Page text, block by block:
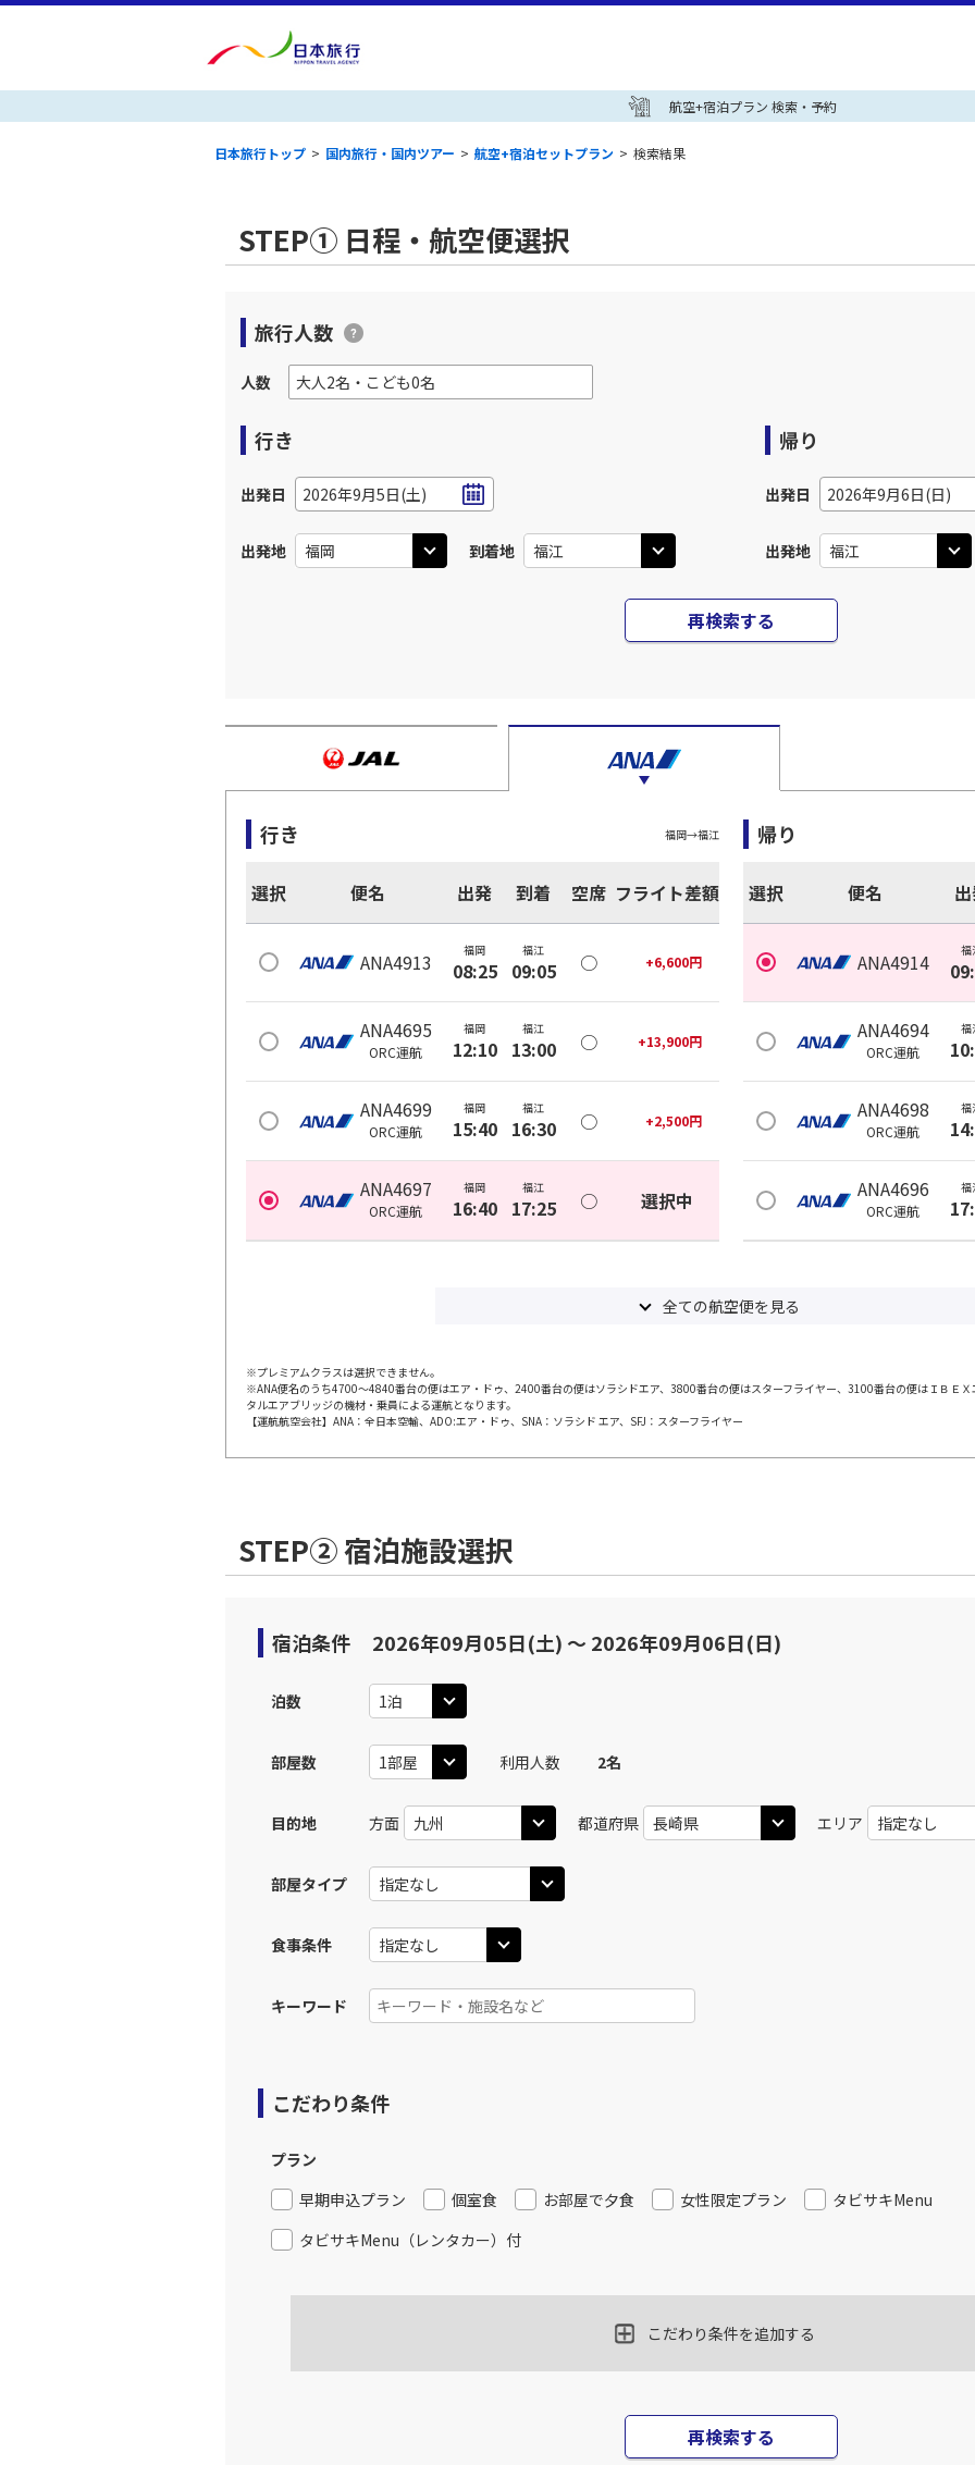
航空+宿泊プラン 検索・予約
日本旅行トップ > 国内旅行・国内ツアー > 航空+宿泊セットプラン > 検索結果
STEP① 日程・航空便選択
旅行人数
人数
行き
出発日 2026年9月5日(土)
出発地 到着地
帰り
出発日 2026年9月6日(日)
出発地
再検索する
行き 福岡→福江
選択 便名 出発 到着 空席 フライト差額
ANA4913 福岡
08:25
福江
09:05 ○ +6,600円
ANA4695
ORC運航
福岡
12:10
福江
13:00 ○ +13,900円
ANA4699
ORC運航
福岡
15:40
福江
16:30 ○ +2,500円
ANA4697
ORC運航
福岡
16:40
福江
17:25 ○ 選択中
帰り
選択 便名
ANA4914 福
ANA4694
ORC運航
福
ANA4698
ORC運航
福
ANA4696
ORC運航
福
全ての航空便を見る
※プレミアムクラスは選択できません。
※ANA便名のうち4700～4840番台の便はエア・ドゥ、2400番台の便はソラシドエア、3800番台の便はスターフライヤー、3100番台の便はＩＢＥ
タルエアブリッジの機材・乗員による運航となります。
【運航航空会社】ANA：全日本空輸、ADO:エア・ドゥ、SNA：ソラシド エア、SFJ：スターフライヤー
STEP② 宿泊施設選択
宿泊条件 2026年09月05日(土) 〜 2026年09月06日(日)
泊数
部屋数 利用人数 2名
目的地 方面 都道府県 エリア
部屋タイプ
食事条件
キーワード
こだわり条件
プラン
早期申込プラン
個室食 お部屋で夕食 女性限定プラン
タビサキMenu
タビサキMenu（レンタカー）付
こだわり条件を追加する
再検索する